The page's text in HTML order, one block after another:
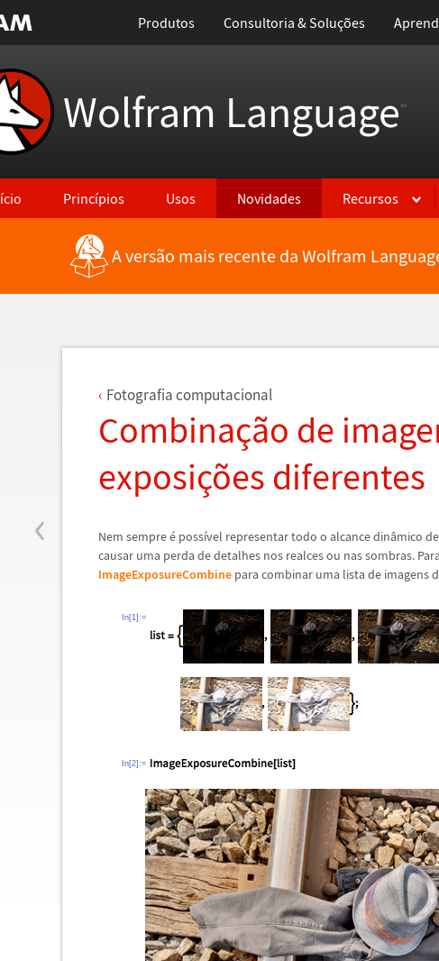
Produtos Consultoria & Soluções
Wolfram Language™
Princípios Usos Novidades Recursos
para Últimas NovidadesA versão mais recente da Wolfram
‹
Fotografia computacional
Combinação de
exposições diferentes
Nem sempreé possível representar todo o alcance dinâmico
causar uma perda de detalhes nos realces ou nas sombras.
ImageExposureCombine para combinar uma lista de imagens
In[1]:=
In[2]:=